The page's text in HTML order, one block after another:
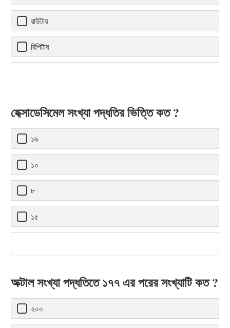
রাউটার
রিপিটার
হেক্সাডেসিমেল সংখ্যা পদ্ধতির ভিত্তি কত ?
১৬
১০
৮
১৫
অক্টাল সংখ্যা পদ্ধতিতে ১৭৭ এর পরের সংখ্যাটি কত ?
২০০